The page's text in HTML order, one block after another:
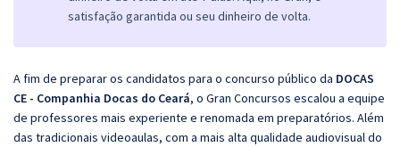
satisfação garantida ou seu dinheiro de volta.
A fim de preparar os candidatos para o concurso público da DOCAS
CE - Companhia Docas do Ceará, o Gran Concursos escalou a equipe
de professores mais experiente e renomada em preparatórios. Além
das tradicionais videoaulas, com a mais alta qualidade audiovisual do